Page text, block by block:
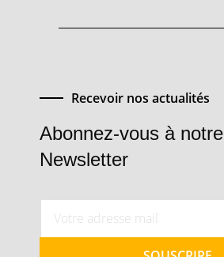
Recevoir nos actualités
Abonnez-vous à notre
Newsletter